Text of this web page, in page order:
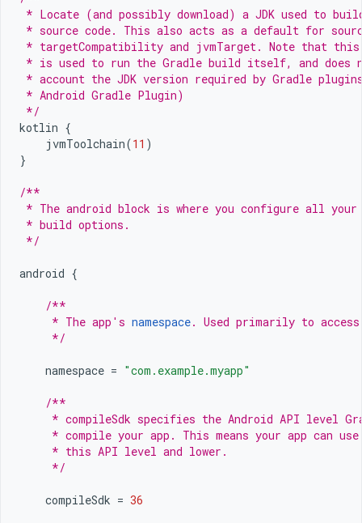
* Locate (and possibly download) a JDK used to
* source code. This also acts as a default for
* targetCompatibility and jvmTarget. Note that this
* is used to run the Gradle build itself, and does
* account the JDK version required by Gradle
* Android Gradle Plugin)
*/
kotlin {
jvmToolchain(11 )
}
/**
* The android block is where you configure all
* build options.
*/
android {
/**
     * The app's
namespace. Used primarily to
     */
namespace = "com.example.myapp"
/**
* compileSdk specifies the Android API level
* compile your app. This means your app can
     * this API level and lower.
     */
compileSdk = 36